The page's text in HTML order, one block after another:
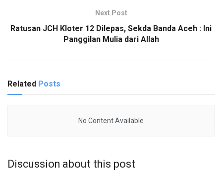
Next Post
Ratusan JCH Kloter 12 Dilepas, Sekda Banda Aceh : Ini
Panggilan Mulia dari Allah
Related Posts
No Content Available
Discussion about this post